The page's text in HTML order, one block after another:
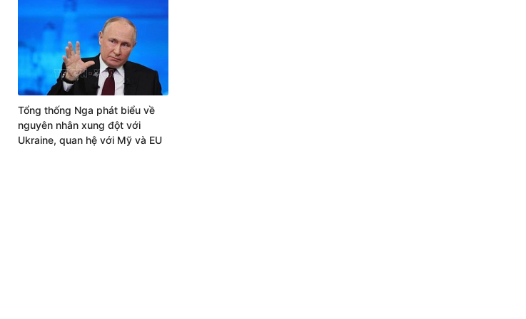
Tổng thống Nga phát biểu về
nguyên nhân xung đột với
Ukraine, quan hệ với Mỹ và EU